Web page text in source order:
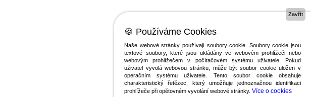
Zavřít
🍪 Používáme Cookies
Naše webové stránky používají soubory cookie. Soubory cookie jsou
textové soubory, které jsou ukládány ve webovém prohlížeči nebo
webovým prohlížečem v počítačovém systému uživatele. Pokud
uživatel vyvolá webovou stránku, může být soubor cookie uložen v
operačním systému uživatele. Tento soubor cookie obsahuje
charakteristický řetězec, který umožňuje jednoznačnou identifikaci
prohlížeče při opětovném vyvolání webové stránky. Více o cookies